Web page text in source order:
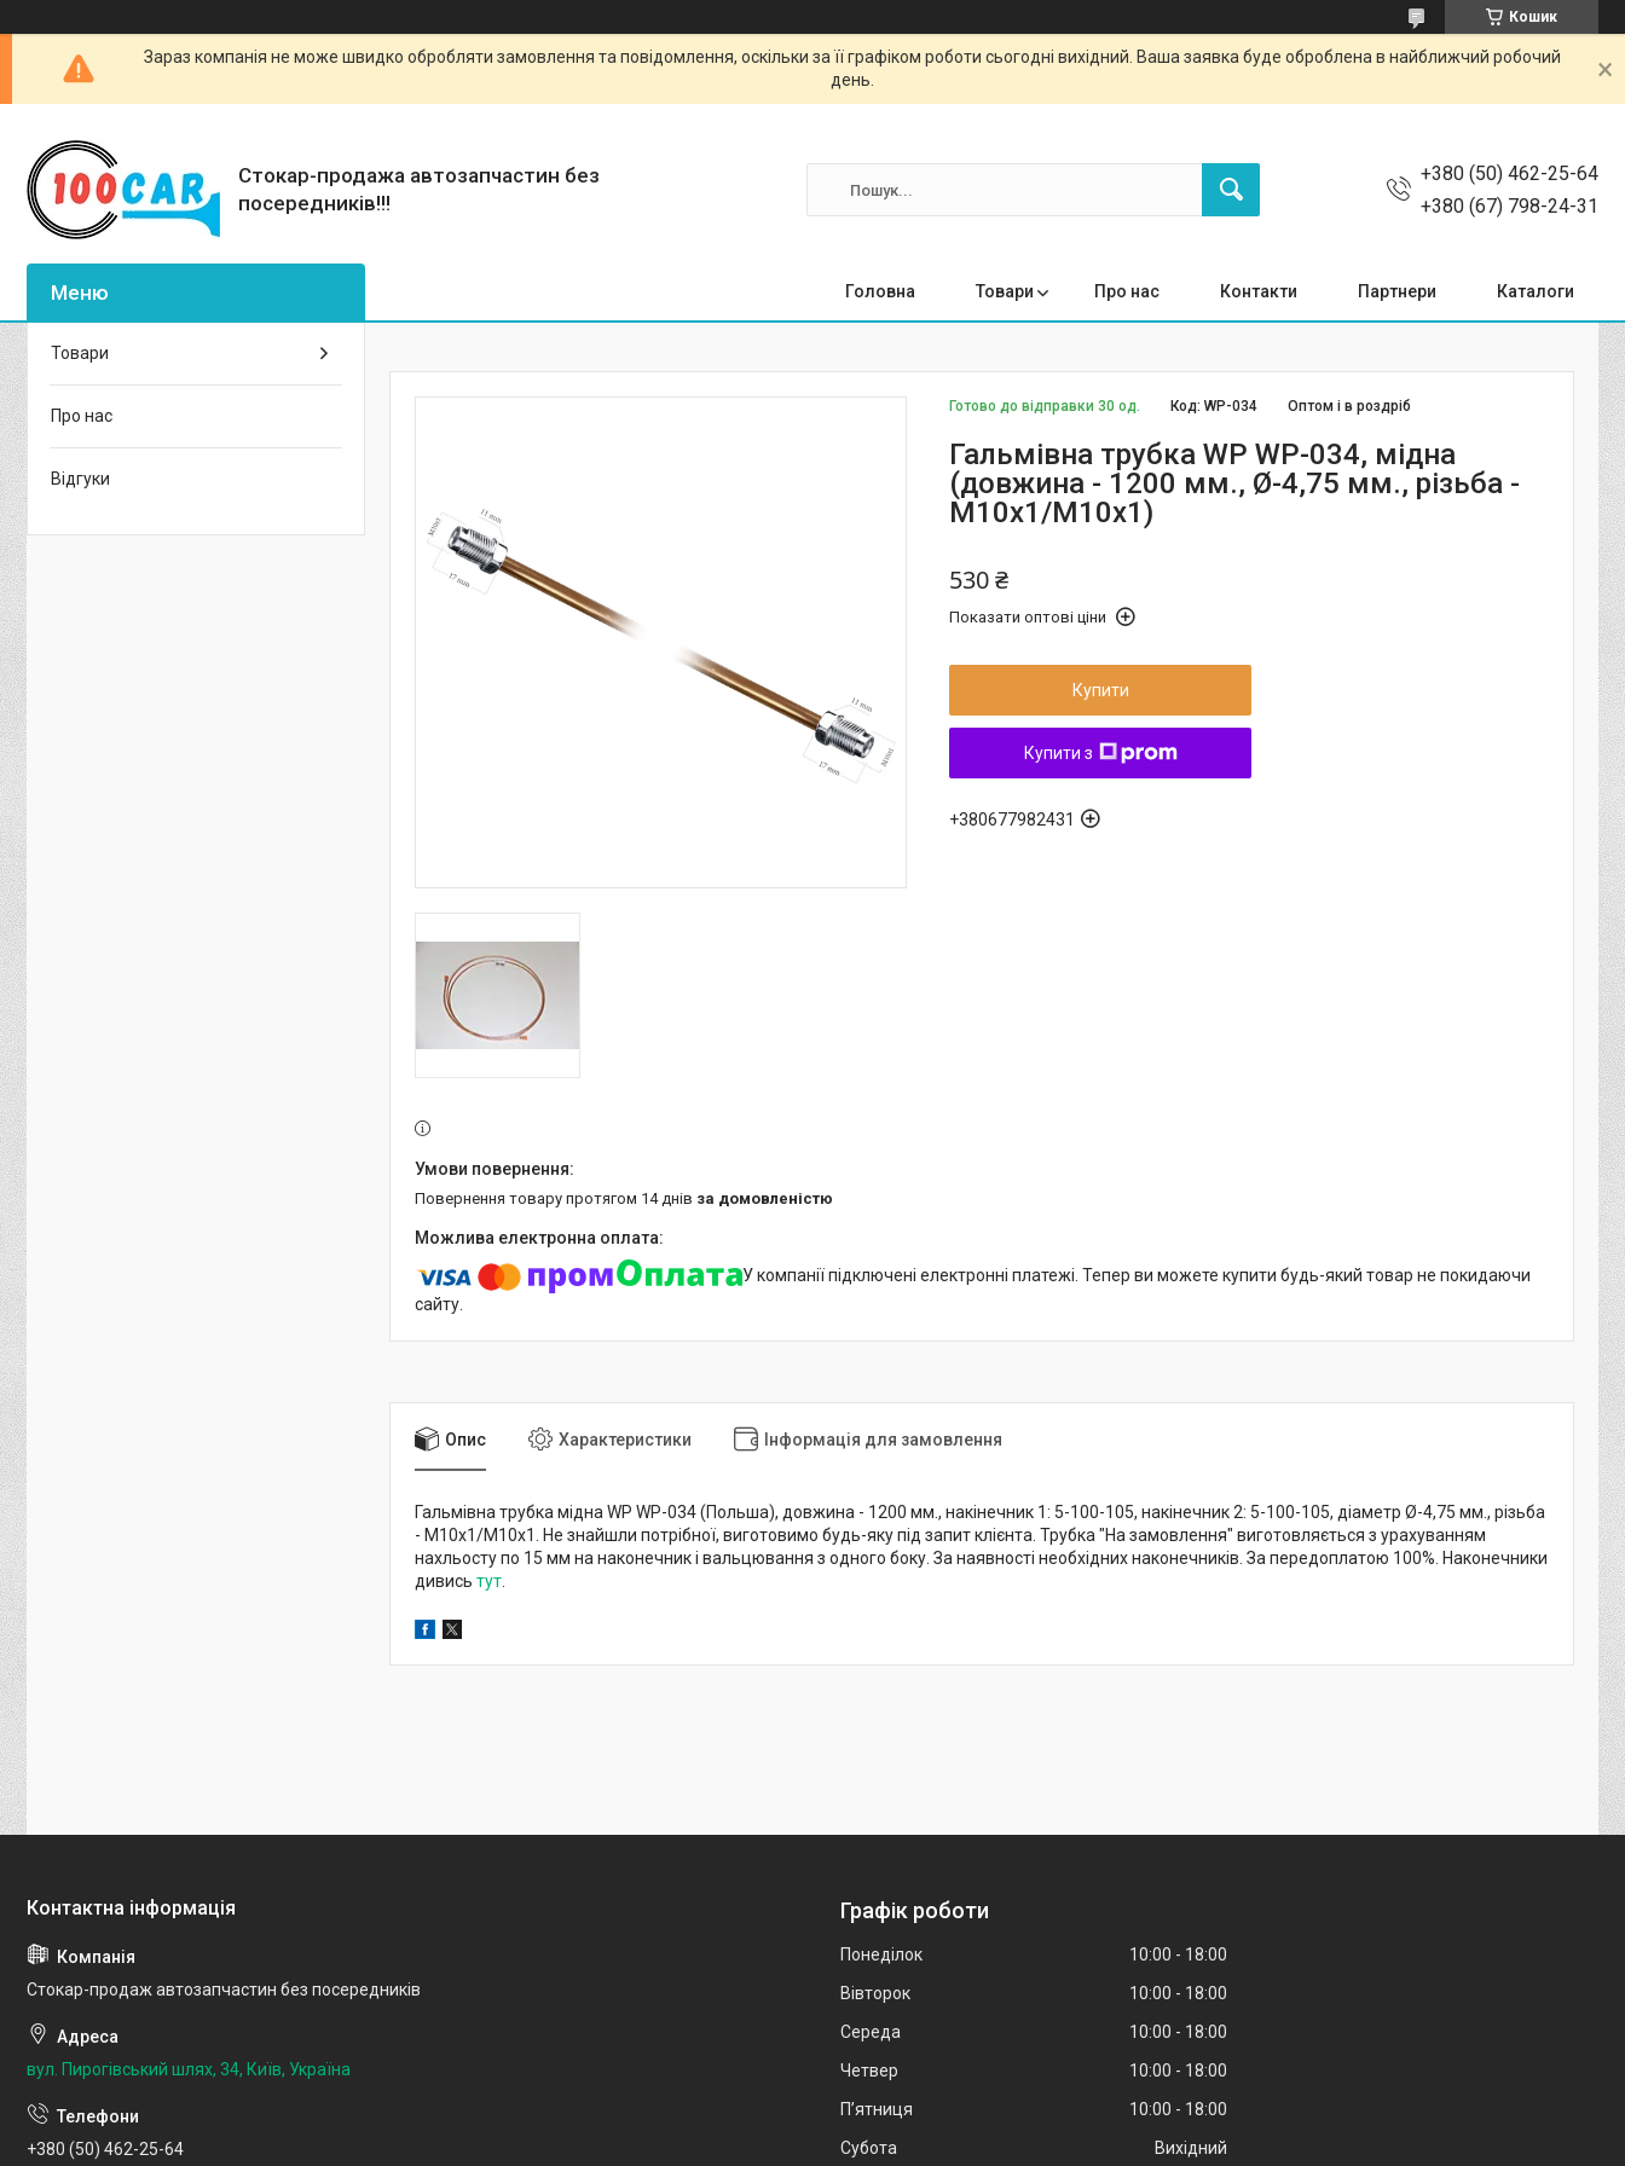
Кошик
Зараз компанія не може швидко обробляти замовлення та повідомлення, оскільки за її графіком роботи сьогодні вихідний. Ваша заявка буде оброблена в найближчий робочий
день.
Стокар-продажа автозапчастин без
посередників!!!
+380 (50) 462-25-64
+380 (67) 798-24-31
Головна Товари Про нас Контакти Партнери Каталоги
Готово до відправки 30 од. Оптом і в роздріб
Код:WP-034
Гальмівна трубка WP WP-034, мідна
(довжина - 1200 мм., Ø-4,75 мм., різьба -
М10х1/М10х1)
530 ₴
Показати оптові ціни
Купити
Купити з
+380677982431
повернення товару протягом 14 днів за домовленістю
У компанії підключені електронні платежі. Тепер ви можете купити будь-який товар не покидаючи
сайту.
Опис Характеристики Інформація для замовлення
Гальмівна трубка мідна WP WP-034 (Польша), довжина - 1200 мм., накінечник 1: 5-100-105, накінечник 2: 5-100-105, діаметр Ø-4,75 мм., різьба
- М10х1/М10х1. Не знайшли потрібної, виготовимо будь-яку під запит клієнта. Трубка "На замовлення" виготовляється з урахуванням
нахльосту по 15 мм на наконечник і вальцювання з одного боку. За наявності необхідних наконечників. За передоплатою 100%. Наконечники
дивись тут
Товари
Про нас
Відгуки
Стокар-продаж автозапчастин без посередників
вул. Пирогівський шлях, 34, Київ, Україна
+380 (50) 462-25-64
Графік роботи
Понеділок 10:00
18:00
Вівторок
10:00
18:00
Середа
10:00
18:00
Четвер
10:00
18:00
Пʼятниця
10:00
18:00
Субота
Вихідний